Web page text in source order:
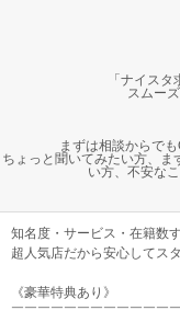
「ナイス
スムー
まずは相談からで
ちょっと聞いてみたい方、ま
い方、不安な
知名度・サービス・在籍数
超人気店だから安心してス
《豪華特典あり》
￣￣￣￣￣￣￣￣￣￣￣￣